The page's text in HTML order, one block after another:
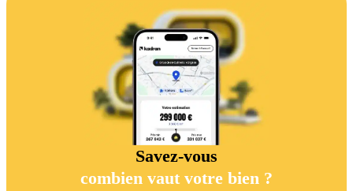
Savez-vous
combien vaut votre bien ?